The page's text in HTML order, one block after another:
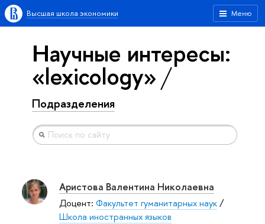
Меню
Высшая школа экономики
Научные интересы:
«lexicology»
Подразделения
Аристова Валентина Николаевна
Доцент: Факультет гуманитарных наук/
Школа иностранных языков